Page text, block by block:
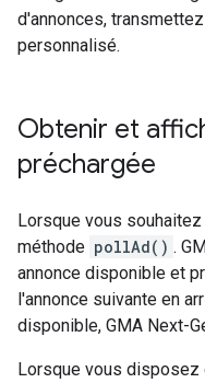
d'annonces,
personnalisé.
Obtenir et
préchargée
Lorsque vous
méthode pollAd() .
annonce disponible et
l'annonce suivante en
disponible, GMA Next-
Lorsque vous disposez